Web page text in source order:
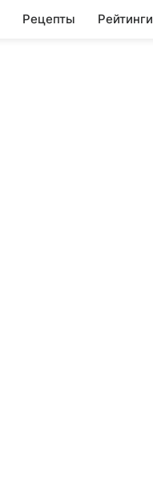
Рецепты Рейтинги